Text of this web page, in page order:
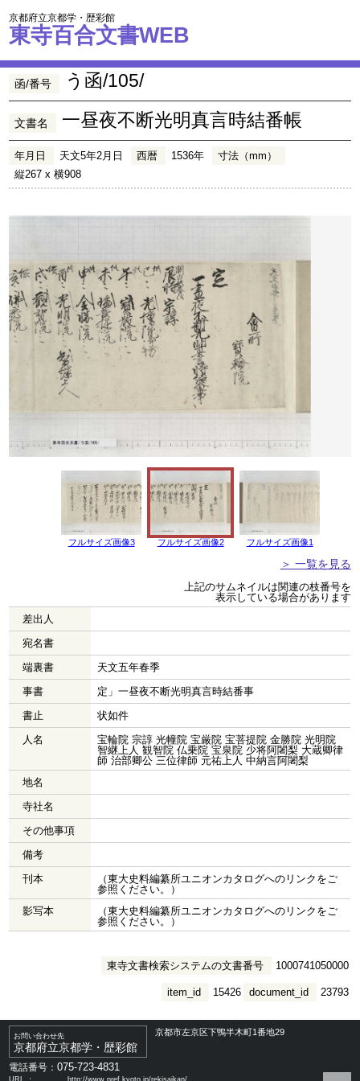
京都府立京都学・歴彩館
東寺百合文書WEB
函/番号 う函/105/
文書名 一昼夜不断光明真言時結番帳
年月日 天文5年2月日 西暦 1536年
寸法（mm）
縦267 x 横908
フルサイズ画像3 フルサイズ画像2 フルサイズ画像1
＞ 一覧を見る
上記のサムネイルは関連の枝番号を
表示している場合があります
差出人
宛名書
端裏書
天文五年春季
事書
定」一昼夜不断光明真言時結番事
書止
状如件
人名
宝輪院 宗諄 光幢院 宝厳院 宝菩提院 金勝院 光明院
智継上人 観智院 仏乗院 宝泉院 少将阿闍梨 大蔵卿律
師 治部卿公 三位律師 元祐上人 中納言阿闍梨
地名
寺社名
その他事項
備考
刊本
（東大史料編纂所ユニオンカタログへのリンクをご
参照ください。）
影写本
（東大史料編纂所ユニオンカタログへのリンクをご
参照ください。）
東寺文書検索システムの文書番号 1000741050000
document_id 23793
item_id 15426
お問い合わせ先
京都府立京都学・歴彩館
京都市左京区下鴨半木町1番地29
電話番号：075-723-4831
URL ： http://www.pref.kyoto.jp/rekisaikan/